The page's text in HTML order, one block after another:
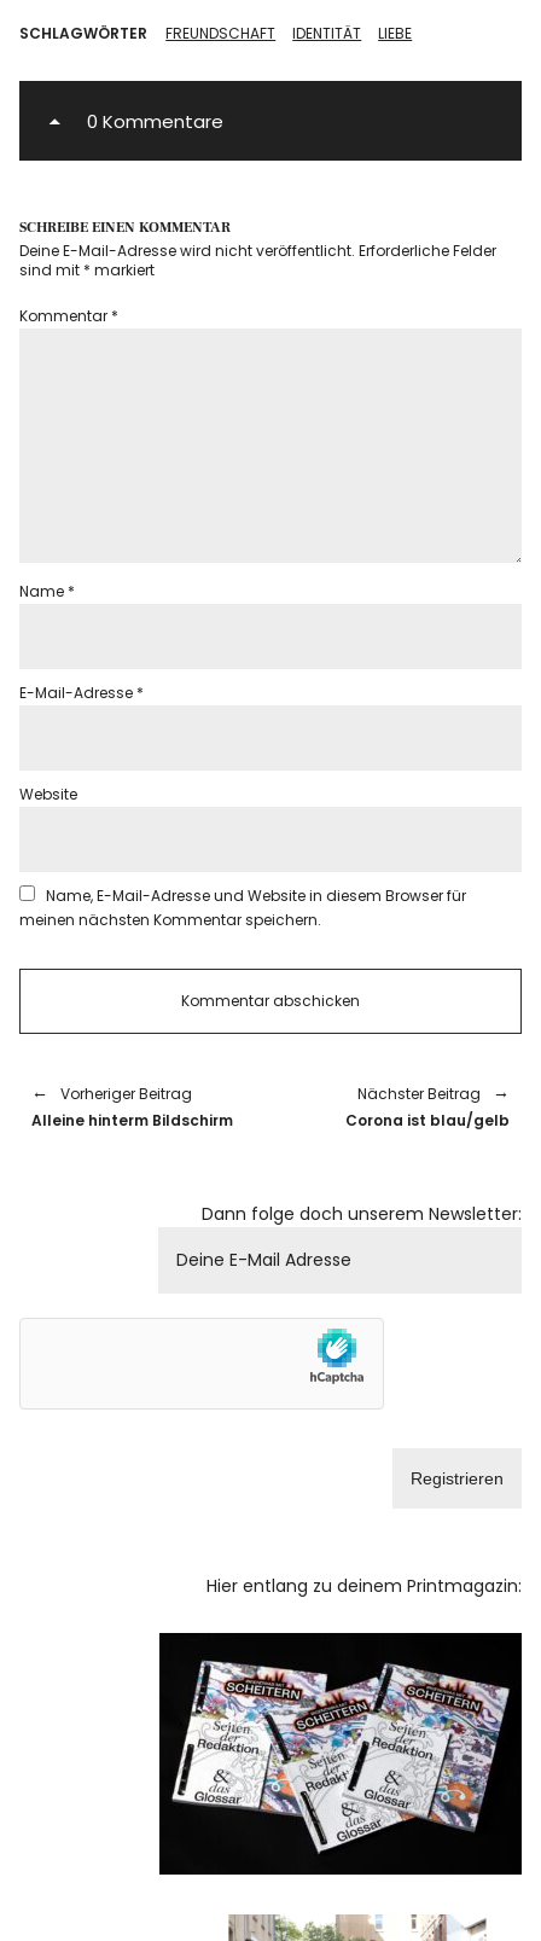
SCHLAGWÖRTER FREUNDSCHAFT IDENTITÄT LIEBE
0 Kommentare
SCHREIBE EINEN KOMMENTAR
Deine E-Mail-Adresse wird nicht veröffentlicht. Erforderliche Felder
sind mit * markiert
Kommentar *
Name *
E-Mail-Adresse *
Website
Name, E-Mail-Adresse und Website in diesem Browser für
meinen nächsten Kommentar speichern.
Vorheriger Beitrag
Alleine hinterm Bildschirm
Nächster Beitrag
Corona ist blau/gelb
Dann folge doch unserem Newsletter:
Hier entlang zu deinem Printmagazin: